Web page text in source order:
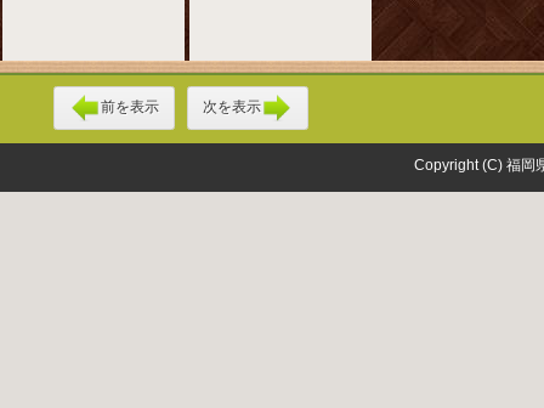
前を表示 次を表示
Copyright (C) 福岡